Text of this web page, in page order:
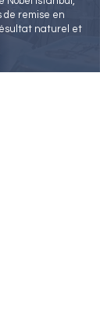
de remise en
naturel et